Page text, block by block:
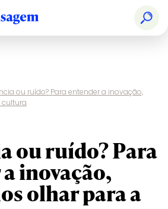
ou ruído? Para entender a inovação,
ou ruído? Para
inovação,
olhar para a